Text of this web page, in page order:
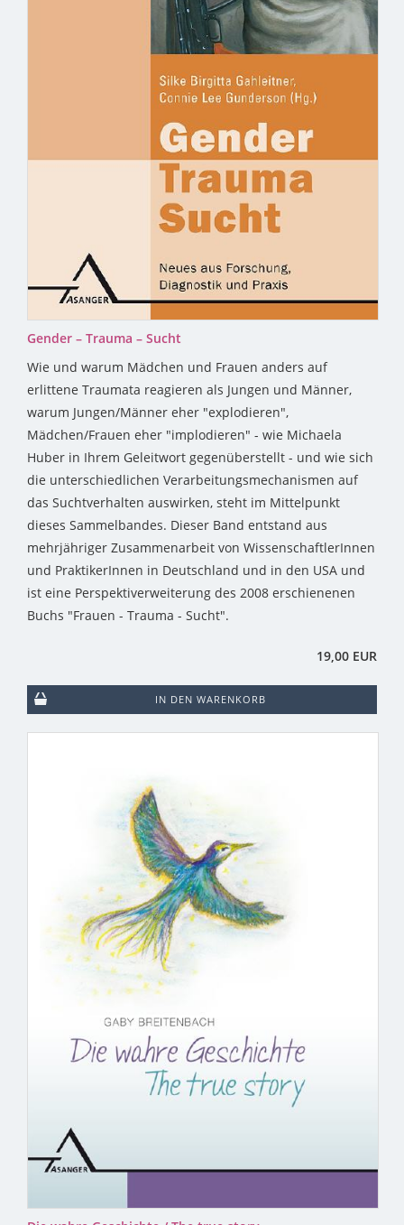
Gender – Trauma – Sucht
Wie und warum Mädchen und Frauen anders auf
erlittene Traumata reagieren als Jungen und Männer,
warum Jungen/Männer eher "explodieren",
Mädchen/Frauen eher "implodieren" - wie Michaela
Huber in Ihrem Geleitwort gegenüberstellt - und wie sich
die unterschiedlichen Verarbeitungsmechanismen auf
das Suchtverhalten auswirken, steht im Mittelpunkt
dieses Sammelbandes. Dieser Band entstand aus
mehrjähriger Zusammenarbeit von WissenschaftlerInnen
und PraktikerInnen in Deutschland und in den USA und
ist eine Perspektiverweiterung des 2008 erschienenen
Buchs "Frauen - Trauma - Sucht".
19,00 EUR
IN DEN WARENKORB